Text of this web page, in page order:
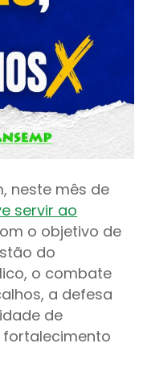
neste mês de
servir ao
o objetivo de
do
o combate
a defesa
de